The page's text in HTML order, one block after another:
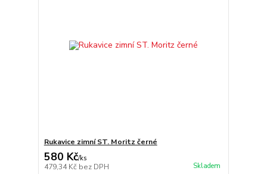
Rukavice zimní ST. Moritz černé
580 Kč/ks
479,34 Kč bez DPH Skladem